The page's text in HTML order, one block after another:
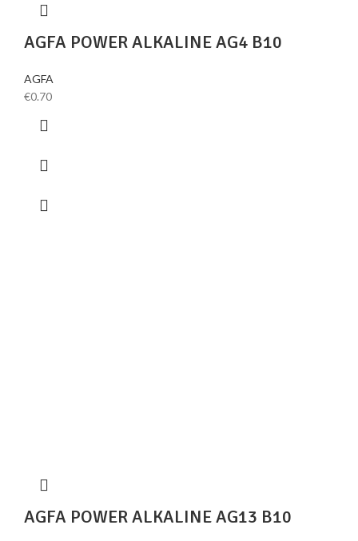
AGFA POWER ALKALINE AG4 B10
AGFA
€0.70
AGFA POWER ALKALINE AG13 B10